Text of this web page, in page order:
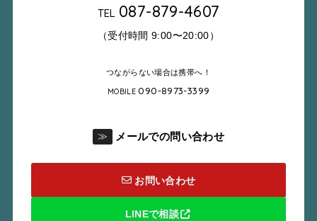
TEL 087-879-4607
（受付時間 9:00〜20:00）
つながらない場合は携帯へ！
MOBILE090-8973-3399
≫ メールでの問い合わせ
お問い合わせ
LINEで相談